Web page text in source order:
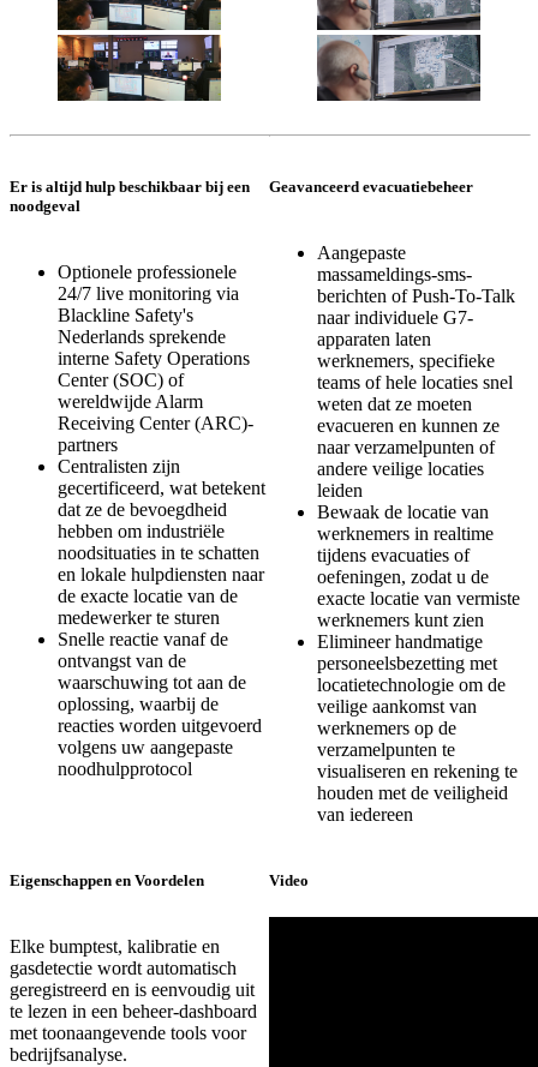
Er is altijd hulp beschikbaar bij een
noodgeval
Optionele professionele
24/7 live monitoring via
Blackline Safety's
Nederlands sprekende
interne Safety Operations
Center (SOC) of
wereldwijde Alarm
Receiving Center (ARC)-
partners
Centralisten zijn
gecertificeerd, wat betekent
dat ze de bevoegdheid
hebben om industriële
noodsituaties in te schatten
en lokale hulpdiensten naar
de exacte locatie van de
medewerker te sturen
Snelle reactie vanaf de
ontvangst van de
waarschuwing tot aan de
oplossing, waarbij de
reacties worden uitgevoerd
volgens uw aangepaste
noodhulpprotocol
Geavanceerd evacuatiebeheer
Aangepaste
massameldings-sms-
berichten of Push-To-Talk
naar individuele G7-
apparaten laten
werknemers, specifieke
teams of hele locaties snel
weten dat ze moeten
evacueren en kunnen ze
naar verzamelpunten of
andere veilige locaties
leiden
Bewaak de locatie van
werknemers in realtime
tijdens evacuaties of
oefeningen, zodat u de
exacte locatie van vermiste
werknemers kunt zien
Elimineer handmatige
personeelsbezetting met
locatietechnologie om de
veilige aankomst van
werknemers op de
verzamelpunten te
visualiseren en rekening te
houden met de veiligheid
van iedereen
Eigenschappen en Voordelen
Elke bumptest, kalibratie en
gasdetectie wordt automatisch
geregistreerd en is eenvoudig uit
te lezen in een beheer-dashboard
met toonaangevende tools voor
bedrijfsanalyse.
Video